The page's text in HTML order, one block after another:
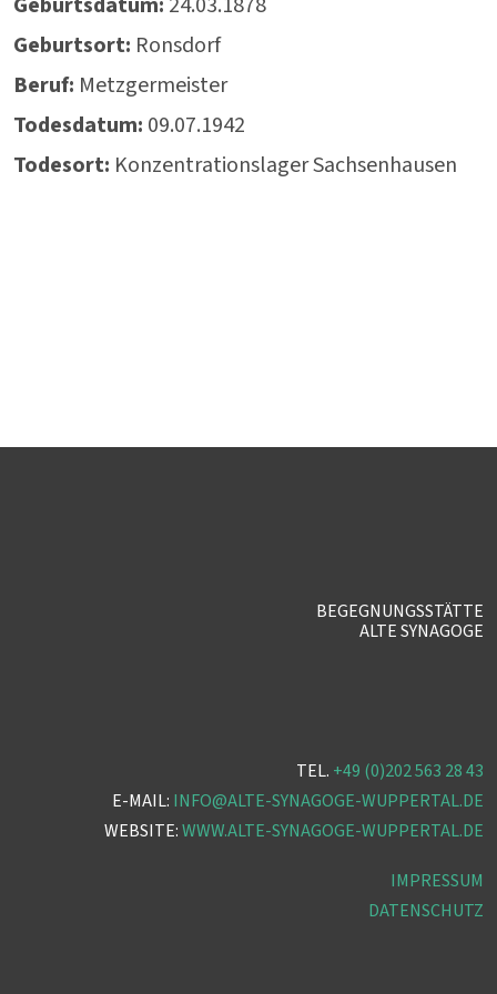
Geburtsort: Ronsdorf
Beruf: Metzgermeister
Todesdatum: 09.07.1942
Todesort: Konzentrationslager Sachsenhausen
BEGEGNUNGSSTÄTTE
ALTE SYNAGOGE
TEL. +49 (0)202 563 28 43
E-MAIL: INFO@ALTE-SYNAGOGE-WUPPERTAL.DE
WEBSITE:WWW.ALTE-SYNAGOGE-WUPPERTAL.DE
IMPRESSUM
DATENSCHUTZ